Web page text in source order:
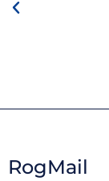
RogMail